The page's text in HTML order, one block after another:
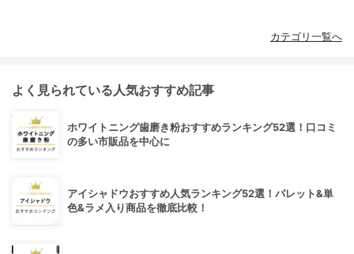
カテゴリ一覧へ
よく見られている人気おすすめ記事
ホワイトニング歯磨き粉おすすめランキング52選！口コミ
の多い市販品を中心に
アイシャドウおすすめ人気ランキング52選！パレット&単
色&ラメ入り商品を徹底比較！